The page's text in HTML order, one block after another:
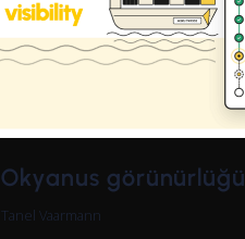
Okyanus görünürlüğü
Tanel Vaarmann